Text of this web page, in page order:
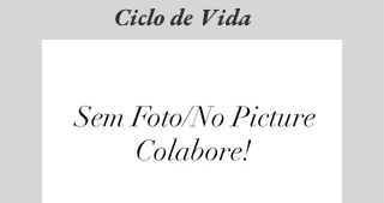
Ciclo de Vida